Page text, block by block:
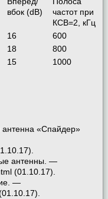
вбок (dB)
частот при
КСВ=2, кГц
16
600
18
800
15 1000
антенна «Спайдер»
антенны. —
(01.10.17).
—